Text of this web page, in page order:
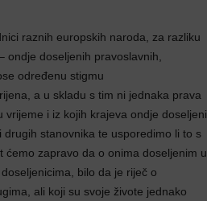
raznih europskih naroda, za razliku
doseljenih pravoslavnih,
određenu stigmu
a u skladu s tim ni jednaka prava
i iz kojih krajeva ondje doseljeni
stanovnika te usporedimo li to s
zapravo da o onima doseljenim u
bilo da je riječ o
ali koji su svoje živote jednako